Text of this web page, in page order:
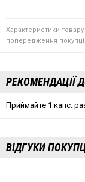
Характеристики
попередження
РЕКОМЕНДАЦІЇ
Приймайте 1 капс.
ВІДГУКИ